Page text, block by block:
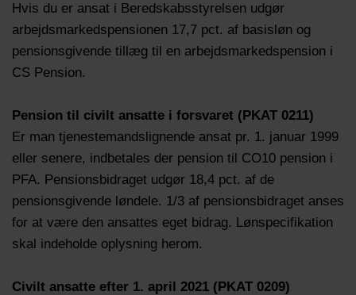
Hvis du er ansat i Beredskabsstyrelsen udgør
arbejdsmarkedspensionen 17,7 pct. af basisløn og
pensionsgivende tillæg til en arbejdsmarkedspension i
CS Pension.
Pension til civilt ansatte i forsvaret (PKAT 0211)
Er man tjenestemandslignende ansat pr. 1. januar 1999
eller senere, indbetales der pension til CO10 pension i
PFA. Pensionsbidraget udgør 18,4 pct. af de
pensionsgivende løndele. 1/3 af pensionsbidraget anses
for at være den ansattes eget bidrag. Lønspecifikation
skal indeholde oplysning herom.
Civilt ansatte efter 1. april 2021 (PKAT 0209)